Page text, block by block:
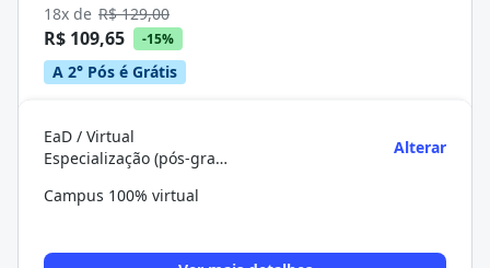
18x de R$ 129,00
R$ 109,65 -15%
A 2° Pós é Grátis
EaD / Virtual
Especialização (pós-graduação)
Alterar
Campus 100% virtual